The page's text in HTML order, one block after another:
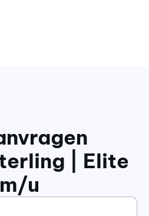
| Elite
u